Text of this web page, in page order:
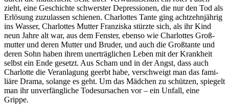
zieht, eine Ge­schich­te schwers­ter De­pres­sio­nen, die nur den Tod als
Er­lösung zu­zu­lassen schienen. Char­lottes Tante ging acht­zehn­jäh­rig
ins Was­ser, Char­lot­tes Mutter Fran­ziska stürzte sich, als ihr Kind
neun Jahre alt war, aus dem Fenster, ebenso wie Char­lottes Groß­
mutter und deren Mutter und Bru­der, und auch die Groß­tante und
deren Sohn haben ihrem uner­trägli­chen Leben mit der Krank­heit
selbst ein Ende ge­setzt. Aus Scham und in der Angst, dass auch
Char­lotte die Veran­lagung geerbt habe, ver­schweigt man das fa­mi­
liäre Drama, so­lange es geht. Um das Mäd­chen zu schützen, spie­gelt
man ihr un­ver­fäng­liche Todes­ursa­chen vor – ein Unfall, eine
Grippe.